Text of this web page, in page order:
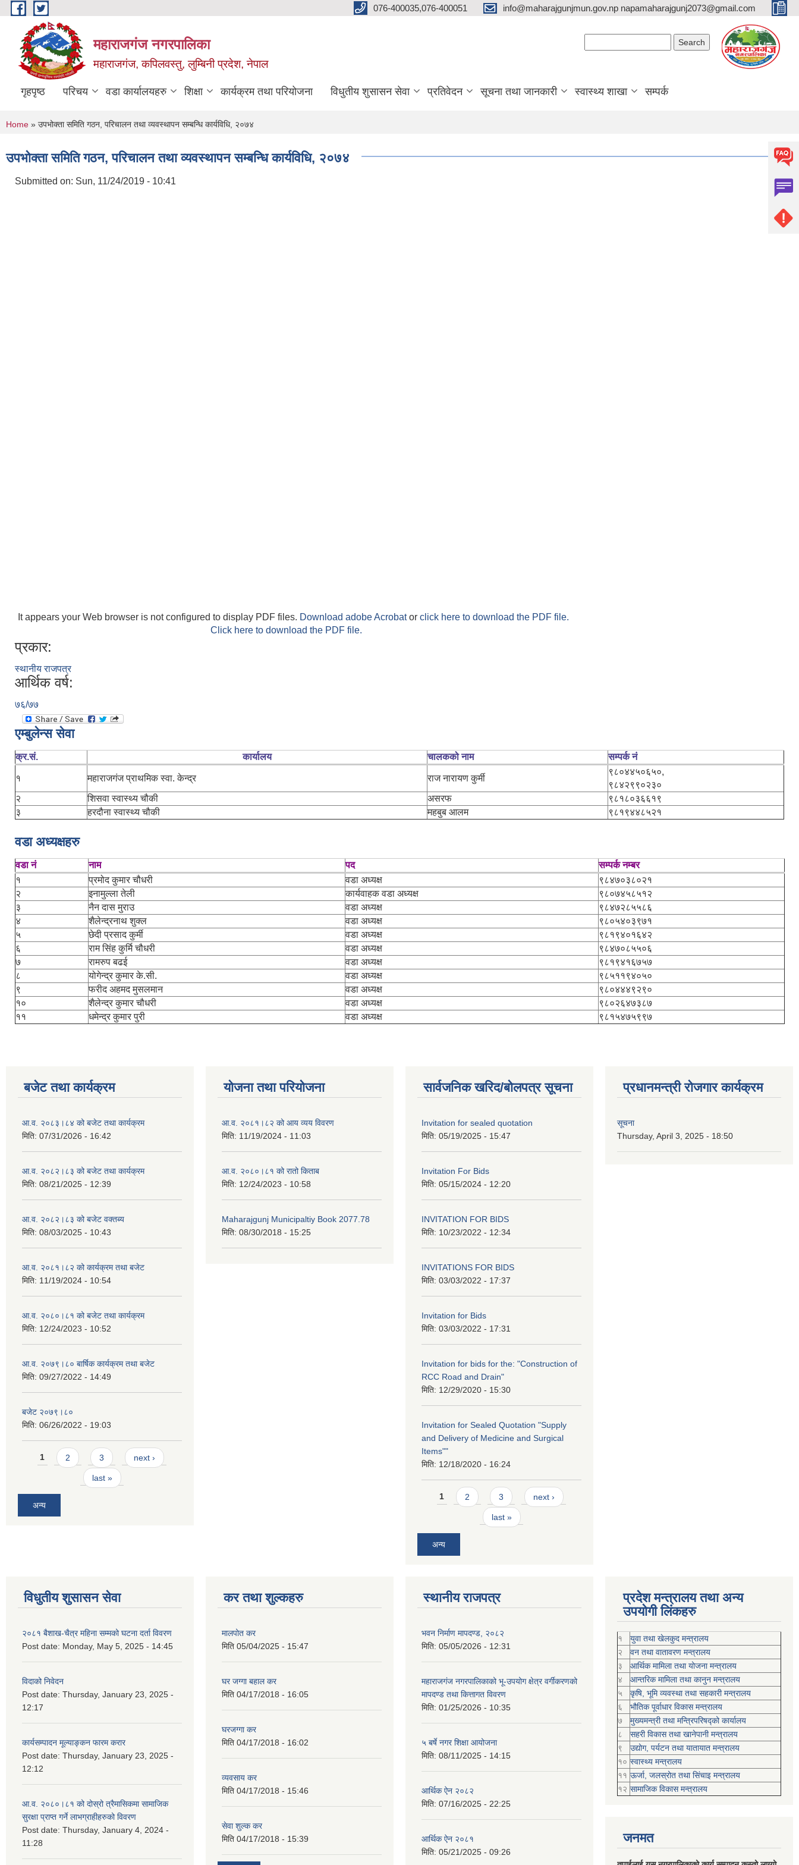
Skip to main content 076-400035,076-400051 info@maharajgunjmun.gov.np napamaharajgunj2073@gmail.com
महाराजगंज नगरपालिका
महाराजगंज, कपिलवस्तु, लुम्बिनी प्रदेश, नेपाल
गृहपृष्ठ परिचय वडा कार्यालयहरु शिक्षा कार्यक्रम तथा परियोजना विधुतीय शुसासन सेवा प्रतिवेदन सूचना तथा जानकारी स्वास्थ्य शाखा सम्पर्क
You are here
Home » उपभोक्ता समिति गठन, परिचालन तथा व्यवस्थापन सम्बन्धि कार्यविधि, २०७४
उपभोक्ता समिति गठन, परिचालन तथा व्यवस्थापन सम्बन्धि कार्यविधि, २०७४
Submitted on: Sun, 11/24/2019 - 10:41
It appears your Web browser is not configured to display PDF files. Download adobe Acrobator click here to download the PDF file.
Click here to download the PDF file.
प्रकार:
स्थानीय राजपत्र
आर्थिक वर्ष:
७६/७७
एम्बुलेन्स सेवा
क्र.सं. कार्यालय चालकको नाम सम्पर्क नं
१ महाराजगंज प्राथमिक स्वा. केन्द्र राज नारायण कुर्मी
९८०४४५०६५०,
९८४२९९०२३०
२
शिसवा स्वास्थ्य चौकी असरफ
९८१८०३६६१९
३
हरदौना स्वास्थ्य चौकी महबुब आलम ९८१९४४८५२१
वडा अध्यक्षहरु
वडा नं नाम पद
सम्पर्क नम्बर
१
प्रमोद कुमार चौधरी वडा अध्यक्ष
९८४७०३८०२१
२
इनामुल्ला तेली कार्यवाहक वडा अध्यक्ष
९८०७४५८५१२
३
नैन दास मुराउ वडा अध्यक्ष
९८४७२८५५८६
४
शैलेन्द्रनाथ शुक्ल वडा अध्यक्ष
९८०५४०३९७१
५
छेदी प्रसाद कुर्मी वडा अध्यक्ष
९८१९४०१६४२
६
राम सिंह कुर्मि चौधरी वडा अध्यक्ष
९८४७०८५५०६
७
रामरुप बढई वडा अध्यक्ष
९८१९४१६७५७
८
योगेन्द्र कुमार के.सी. वडा अध्यक्ष
९८५११९४०५०
९
फरीद अहमद मुसलमान वडा अध्यक्ष
९८०४४४९२९०
१०
शैलेन्द्र कुमार चौधरी वडा अध्यक्ष
९८०२६४७३८७
११
धमेन्द्र कुमार पुरी वडा अध्यक्ष ९८१५४७५९९७
बजेट तथा कार्यक्रम
आ.व. २०८३।८४ को बजेट तथा कार्यक्रम
मिति: 07/31/2026 - 16:42
आ.व. २०८२।८३ को बजेट तथा कार्यक्रम
मिति: 08/21/2025 - 12:39
आ.व. २०८२।८३ को बजेट वक्तब्य
मिति: 08/03/2025 - 10:43
आ.व. २०८१।८२ को कार्यक्रम तथा बजेट
मिति: 11/19/2024 - 10:54
आ.व. २०८०।८१ को बजेट तथा कार्यक्रम
मिति: 12/24/2023 - 10:52
आ.व. २०७९।८० बार्षिक कार्यक्रम तथा बजेट
मिति: 09/27/2022 - 14:49
बजेट २०७९।८०
मिति: 06/26/2022 - 19:03
Pages
1 2 3 next ›
last »
अन्य
योजना तथा परियोजना
आ.व. २०८१।८२ को आय व्यय विवरण
मिति: 11/19/2024 - 11:03
आ.व. २०८०।८१ को रातो किताब
मिति: 12/24/2023 - 10:58
Maharajgunj Municipaltiy Book 2077.78
मिति: 08/30/2018 - 15:25
सार्वजनिक खरिद/बोलपत्र सूचना
Invitation for sealed quotation
मिति: 05/19/2025 - 15:47
Invitation For Bids
मिति: 05/15/2024 - 12:20
INVITATION FOR BIDS
मिति: 10/23/2022 - 12:34
INVITATIONS FOR BIDS
मिति: 03/03/2022 - 17:37
Invitation for Bids
मिति: 03/03/2022 - 17:31
Invitation for bids for the: "Construction of
RCC Road and Drain"
मिति: 12/29/2020 - 15:30
Invitation for Sealed Quotation "Supply
and Delivery of Medicine and Surgical
Items""
मिति: 12/18/2020 - 16:24
Pages
1 2 3 next ›
last »
अन्य
प्रधानमन्त्री रोजगार कार्यक्रम
सूचना
Thursday, April 3, 2025 - 18:50
विधुतीय शुसासन सेवा
२०८१ बैशाख-चैत्र महिना सम्मको घटना दर्ता विवरण
Post date: Monday, May 5, 2025 - 14:45
विदाको निवेदन
Post date: Thursday, January 23, 2025 -
12:17
कार्यसम्पादन मूल्याङ्कन फारम करार
Post date: Thursday, January 23, 2025 -
12:12
आ.व. २०८०।८१ को दोस्रो त्रैमासिकमा सामाजिक
सुरक्षा प्राप्त गर्ने लाभग्राहीहरुको विवरण
Post date: Thursday, January 4, 2024 -
11:28
कर तथा शुल्कहरु
मालपोत कर
मिति 05/04/2025 - 15:47
घर जग्गा बहाल कर
मिति 04/17/2018 - 16:05
घरजग्गा कर
मिति 04/17/2018 - 16:02
व्यवसाय कर
मिति 04/17/2018 - 15:46
सेवा शुल्क कर
मिति 04/17/2018 - 15:39
स्थानीय राजपत्र
भवन निर्माण मापदण्ड, २०८२
मिति: 05/05/2026 - 12:31
महाराजगंज नगरपालिकाको भू-उपयोग क्षेत्र वर्गीकरणको
मापदण्ड तथा कित्तागत विवरण
मिति: 01/25/2026 - 10:35
५ बर्षे नगर शिक्षा आयोजना
मिति: 08/11/2025 - 14:15
आर्थिक ऐन २०८२
मिति: 07/16/2025 - 22:25
आर्थिक ऐन २०८१
मिति: 05/21/2025 - 09:26
प्रदेश मन्त्रालय तथा अन्य
उपयोगी लिंकहरु
१
युवा तथा खेलकुद मन्त्रालय
२
वन तथा वातावरण मन्त्रालय
३
आर्थिक मामिला तथा योजना मन्त्रालय
४
आन्तरिक मामिला तथा कानुन मन्त्रालय
५
कृषि, भूमि व्यवस्था तथा सहकारी मन्त्रालय
६
भौतिक पूर्वाधार विकास मन्त्रालय
७
मुख्यमन्त्री तथा मन्त्रिपरिषद्को कार्यालय
८
सहरी विकास तथा खानेपानी मन्त्रालय
९
उद्योग, पर्यटन तथा यातायात मन्त्रालय
१० स्वास्थ्य मन्त्रालय
११ ऊर्जा, जलस्रोत तथा सिंचाइ मन्त्रालय
१२ सामाजिक विकास मन्‍‍त्रालय
जनमत